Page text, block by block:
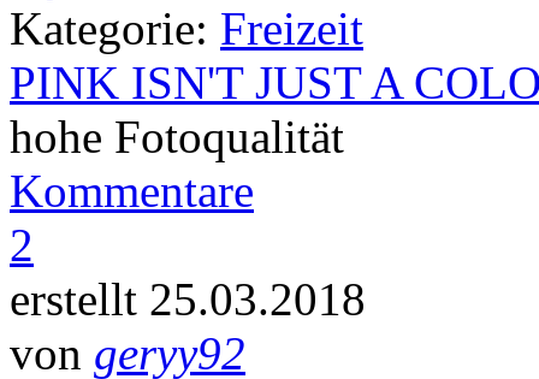
Kategorie: Freizeit
PINK ISN'T JUST A
hohe Fotoqualität
Kommentare
2
erstellt 25.03.2018
von geryy92